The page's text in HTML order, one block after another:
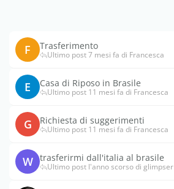
F Trasferimento
Ultimo post 7 mesi fa di Francesca
E Casa di Riposo in Brasile
Ultimo post 11 mesi fa di Francesca
G Richiesta di suggerimenti
Ultimo post 11 mesi fa di Francesca
W trasferirmi dall'italia al brasile
Ultimo post l'anno scorso di glimpser